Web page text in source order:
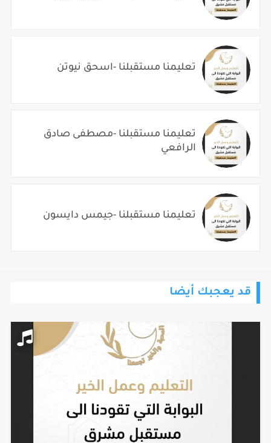
تعليمنا مستقبلنا -اسحق نيوتن
تعليمنا مستقبلنا -مصطفى صادق
الرافعي
تعليمنا مستقبلنا -جيمس دايسون
قد يعجبك أيضا